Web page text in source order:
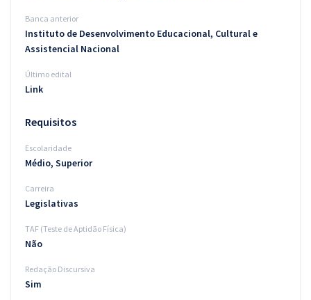
Atendimento
Banca anterior
Instituto de Desenvolvimento Educacional, Cultural e
Assistencial Nacional
Último edital
Link
Requisitos
Escolaridade
Médio, Superior
Carreira
Legislativas
TAF (Teste de Aptidão Física)
Não
Redação Discursiva
Sim